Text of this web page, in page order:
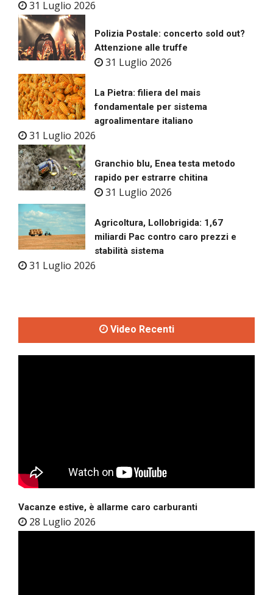
31 Luglio 2026
Polizia Postale: concerto sold out?
Attenzione alle truffe
31 Luglio 2026
La Pietra: filiera del mais
fondamentale per sistema
agroalimentare italiano
31 Luglio 2026
Granchio blu, Enea testa metodo
rapido per estrarre chitina
31 Luglio 2026
Agricoltura, Lollobrigida: 1,67
miliardi Pac contro caro prezzi e
stabilità sistema
31 Luglio 2026
Video Recenti
Vacanze estive, è allarme caro carburanti
28 Luglio 2026